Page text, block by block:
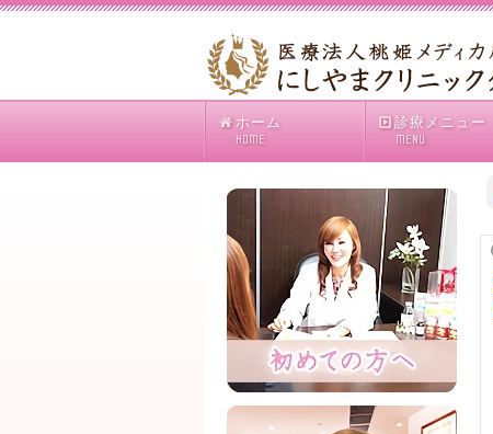
ホーム
HOME
診療メニュー
MENU